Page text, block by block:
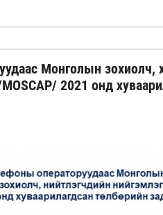
Монголын зохиолч,
2021 онд